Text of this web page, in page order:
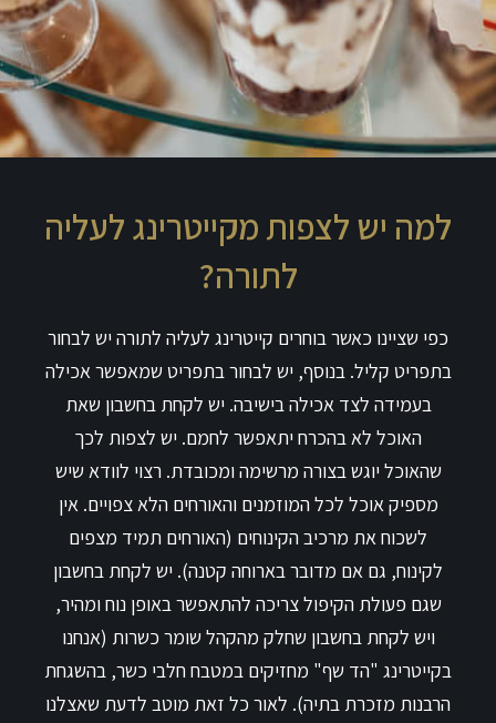
למה יש לצפות מקייטרינג לעליה
לתורה?
כפי שציינו כאשר בוחרים קייטרינג לעליה לתורה יש לבחור
בתפריט קליל. בנוסף, יש לבחור בתפריט שמאפשר אכילה
בעמידה לצד אכילה בישיבה. יש לקחת בחשבון שאת
האוכל לא בהכרח יתאפשר לחמם. יש לצפות לכך
שהאוכל יוגש בצורה מרשימה ומכובדת. רצוי לוודא שיש
מספיק אוכל לכל המוזמנים והאורחים הלא צפויים. אין
לשכוח את מרכיב הקינוחים (האורחים תמיד מצפים
לקינוח, גם אם מדובר בארוחה קטנה). יש לקחת בחשבון
שגם פעולת הקיפול צריכה להתאפשר באופן נוח ומהיר,
ויש לקחת בחשבון שחלק מהקהל שומר כשרות (אנחנו
בקייטרינג "הד שף" מחזיקים במטבח חלבי כשר, בהשגחת
הרבנות מזכרת בתיה). לאור כל זאת מוטב לדעת שאצלנו